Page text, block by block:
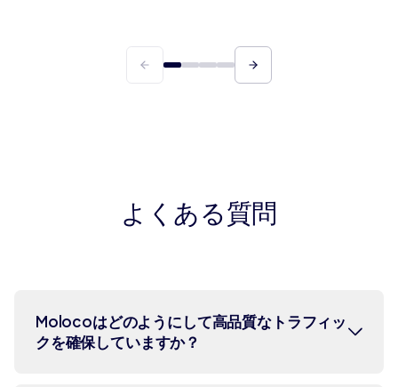
よくある質問
Molocoはどのようにして高品質なトラフィッ
クを確保していますか？